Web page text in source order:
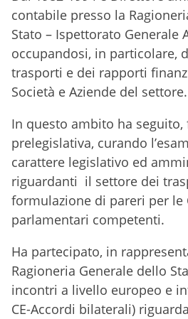
contabile presso la
Stato – Ispettorato Generale
occupandosi, in particolare,
trasporti e dei rapporti
Società e Aziende del settore.
In questo ambito ha seguito,
prelegislativa, curando
carattere legislativo ed
riguardanti il settore dei
formulazione di pareri per le
parlamentari competenti.
Ha partecipato, in
Ragioneria Generale dello
incontri a livello europeo e
CE-Accordi bilaterali)